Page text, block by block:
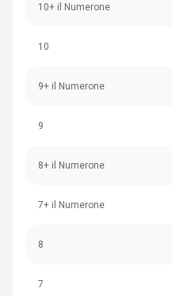
10+ il Numerone
10
9+ il Numerone
9
8+ il Numerone
7+ il Numerone
8
7